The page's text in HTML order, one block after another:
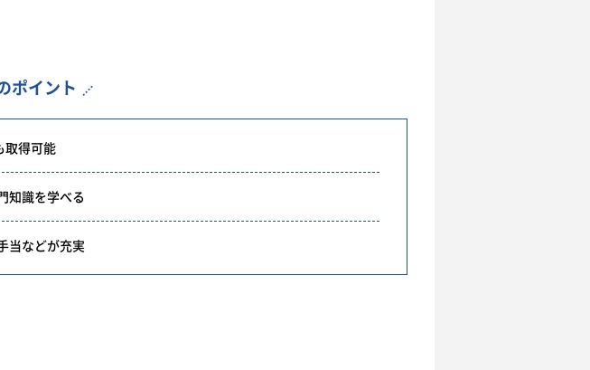
ポイント
取得可能
知識を学べる
当などが充実